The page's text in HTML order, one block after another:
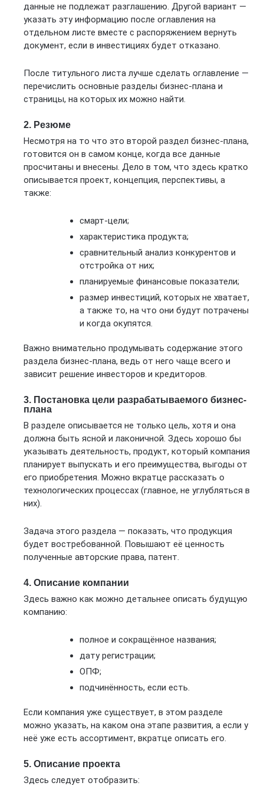
данные не подлежат разглашению. Другой вариант —
указать эту информацию после оглавления на
отдельном листе вместе с распоряжением вернуть
документ, если в инвестициях будет отказано.
После титульного листа лучше сделать оглавление —
перечислить основные разделы бизнес-плана и
страницы, на которых их можно найти.
2. Резюме
Несмотря на то что это второй раздел бизнес-плана,
готовится он в самом конце, когда все данные
просчитаны и внесены. Дело в том, что здесь кратко
описывается проект, концепция, перспективы, а
также:
смарт-цели;
характеристика продукта;
сравнительный анализ конкурентов и
отстройка от них;
планируемые финансовые показатели;
размер инвестиций, которых не хватает,
а также то, на что они будут потрачены
и когда окупятся.
Важно внимательно продумывать содержание этого
раздела бизнес-плана, ведь от него чаще всего и
зависит решение инвесторов и кредиторов.
3. Постановка цели разрабатываемого бизнес-
плана
В разделе описывается не только цель, хотя и она
должна быть ясной и лаконичной. Здесь хорошо бы
указывать деятельность, продукт, который компания
планирует выпускать и его преимущества, выгоды от
его приобретения. Можно вкратце рассказать о
технологических процессах (главное, не углубляться в
них).
Задача этого раздела — показать, что продукция
будет востребованной. Повышают её ценность
полученные авторские права, патент.
4. Описание компании
Здесь важно как можно детальнее описать будущую
компанию:
полное и сокращённое названия;
дату регистрации;
ОПФ;
подчинённость, если есть.
Если компания уже существует, в этом разделе
можно указать, на каком она этапе развития, а если у
неё уже есть ассортимент, вкратце описать его.
5. Описание проекта
Здесь следует отобразить: